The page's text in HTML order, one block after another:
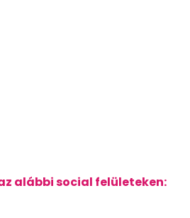
alábbi social felületeken: